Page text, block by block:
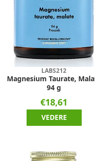
LABS212
Magnesium Taurate,
94 g
€18,61
VEDERE